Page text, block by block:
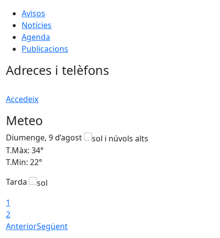
Avisos
Notícies
Agenda
Publicacions
Adreces i telèfons
Accedeix
Meteo
Diumenge, 9 d’agost
T.Màx: 34°
T.Min: 22°
Tarda
1
2
AnteriorSegüent